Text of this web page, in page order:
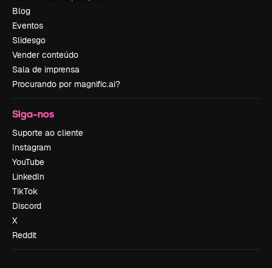
Blog
Eventos
Slidesgo
Vender conteúdo
Sala de imprensa
Procurando por magnific.ai?
Siga-nos
Suporte ao cliente
Instagram
YouTube
LinkedIn
TikTok
Discord
X
Reddit